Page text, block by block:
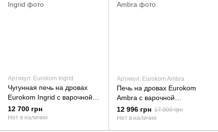
Артикул: Eurokom Ingrid
Чугунная печь на дровах
Eurokom Ingrid с варочной
поверхностью
12 700 грн
Нет в наличии
Артикул: Eurokom Ambra
Печь на дровах Eurokom
Ambra с варочной
поверхностью
12 996 грн 17 000 грн
Нет в наличии